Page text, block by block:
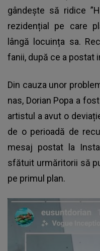
gândește să ridice
rezidențial pe care
lângă locuința sa.
fanii, după ce a postat
Din cauza unor
nas, Dorian Popa a
artistul a avut o
de o perioadă de
mesaj postat la
sfătuit urmăritorii să
pe primul plan.